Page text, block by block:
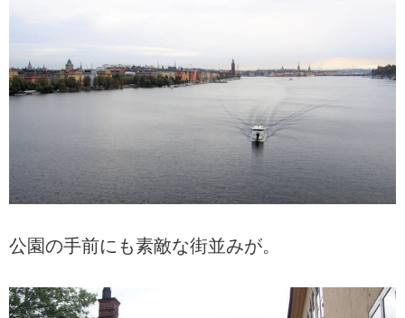
公園の手前にも素敵な街並みが。